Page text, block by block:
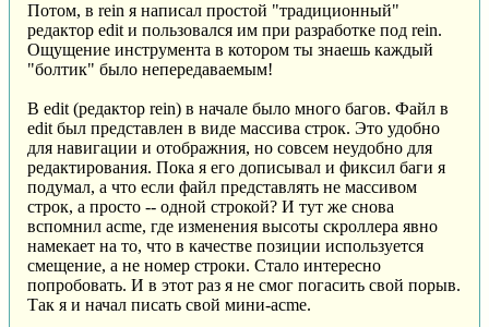
Потом, в rein я написал простой "традиционный"
редактор edit и пользовался им при разработке под rein.
Ощущение инструмента в котором ты знаешь каждый
"болтик" было непередаваемым!
В edit (редактор rein) в начале было много багов. Файл в
edit был представлен в виде массива строк. Это удобно
для навигации и отображния, но совсем неудобно для
редактирования. Пока я его дописывал и фиксил баги я
подумал, а что если файл представлять не массивом
строк, а просто -- одной строкой? И тут же снова
вспомнил acme, где изменения высоты скроллера явно
намекает на то, что в качестве позиции используется
смещение, а не номер строки. Стало интересно
попробовать. И в этот раз я не смог погасить свой порыв.
Так я и начал писать свой мини-acme.